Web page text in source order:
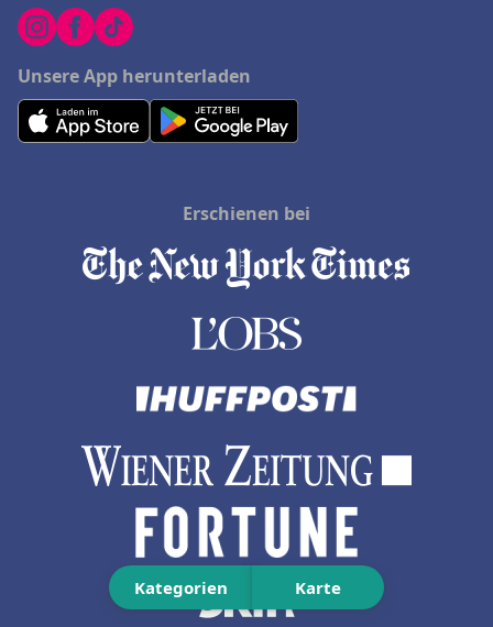
Kategorien Karte
Unsere App herunterladen
Erschienen bei